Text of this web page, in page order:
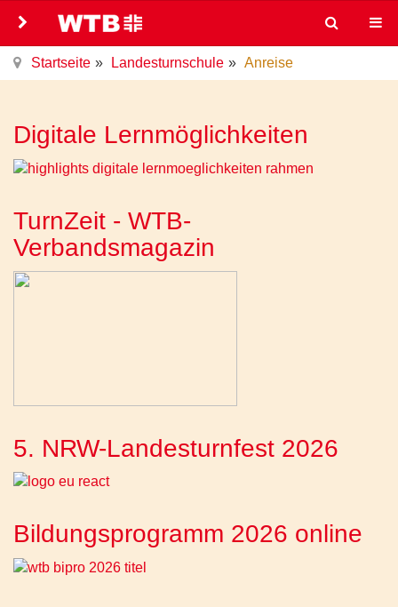
Startseite Landesturnschule Anreise
Digitale Lernmöglichkeiten
TurnZeit - WTB-
Verbandsmagazin
5. NRW-Landesturnfest 2026
Bildungsprogramm 2026 online